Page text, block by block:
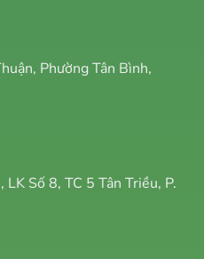
Phường Tân Bình,
Số 8, TC 5 Tân Triều, P.